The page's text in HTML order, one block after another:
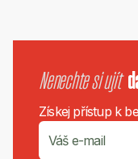
Nenechte si ujít
Získej přístup k